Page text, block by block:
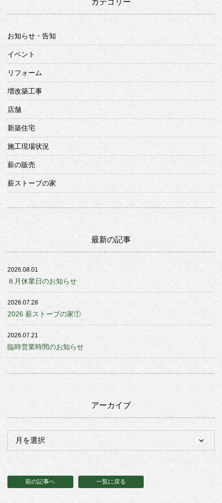
お知らせ・告知
イベント
リフォーム
増改築工事
店舗
新築住宅
施工現場状況
薪の販売
薪ストーブの家
最新の記事
2026.08.01
８月休業日のお知らせ
2026.07.28
2026 薪ストーブの家①
2026.07.21
臨時営業時間のお知らせ
アーカイブ
前の記事へ 一覧に戻る